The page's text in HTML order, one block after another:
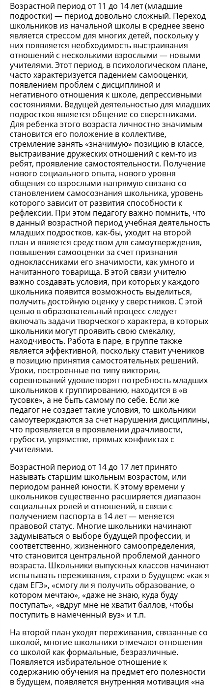
Возрастной период от 11 до 14 лет (младшие
подростки) — период довольно сложный. Переход
школьников из начальной школы в среднее звено
является стрессом для многих детей, поскольку у
них появляется необходимость выстраивания
отношений с несколькими взрослыми — новыми
учителями. Этот период, в психологическом плане,
часто характеризуется падением самооценки,
появлением проблем с дисциплиной и
негативного отношения к школе, депрессивными
состояниями. Ведущей деятельностью для младших
подростков является общение со сверстниками.
Для ребенка этого возраста личностно значимым
становится его положение в коллективе,
стремление занять «значимую» позицию в классе,
выстраивание дружеских отношений с кем-то из
ребят, проявление самостоятельности. Получение
нового социального опыта, нового уровня
общения со взрослыми напрямую связано со
становлением самосознания школьника, уровень
которого зависит от развития способности к
рефлексии. При этом педагогу важно помнить, что
в данный возрастной период учебная деятельность
младших подростков, как-бы, уходит на второй
план и является средством для самоутверждения,
повышения самооценки за счет признания
одноклассниками его значимости, как умного и
начитанного товарища. В этой связи учителю
важно создавать условия, при которых у каждого
школьника появится возможность выделиться,
получить достойную оценку у сверстников. С этой
целью в образовательный процесс следует
включать задачи творческого характера, в которых
школьники могут проявить свою смекалку,
находчивость. Работа в паре, в группе также
является эффективной, поскольку ставит учеников
в позицию принятия самостоятельных решений.
Уроки, построенные по типу викторин,
соревнований удовлетворят потребность младших
школьников к группированию, находится в «в
тусовке», а не быть самому по себе. Если же
педагог не создает такие условия, то школьники
самоутверждаются за счет нарушения дисциплины,
что проявляется в проявлении драчливости,
грубости, упрямстве, прямых конфликтах с
учителями.
Возрастной период от 14 до 17 лет принято
называть старшим школьным возрастом, или
периодом ранней юности. К этому времени у
школьников существенно расширяется диапазон
социальных ролей и отношений, в связи с
получением паспорта в 14 лет — меняется
правовой статус. Многие школьники начинают
задумываться о выборе будущей профессии, и
соответственно, жизненного самоопределения,
что становится центральной проблемой данного
возраста. Школьники выпускных классов начинают
испытывать переживания, страхи о будущем: «как я
сдам ЕГЭ», «смогу ли я получить образование, о
котором мечтаю», «даже не знаю, куда буду
поступать», «вдруг мне не хватит баллов, чтобы
поступить в намеченный вуз» и т.п.
На второй план уходят переживания, связанные со
школой, многие школьники отмечают отношения
со школой как формальные, безразличные.
Появляется избирательное отношение к
содержанию обучения на предмет его полезности
в будущем, появляется внутренняя мотивация «на